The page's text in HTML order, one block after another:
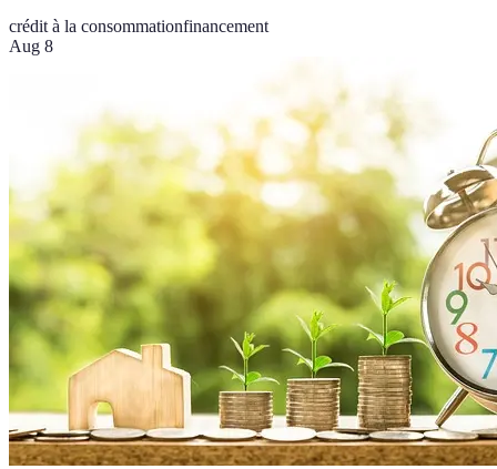
crédit à la consommationfinancement
Aug 8